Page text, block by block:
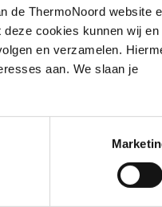
de ThermoNoord website
cookies kunnen wij en
en verzamelen.
aan. We slaan je